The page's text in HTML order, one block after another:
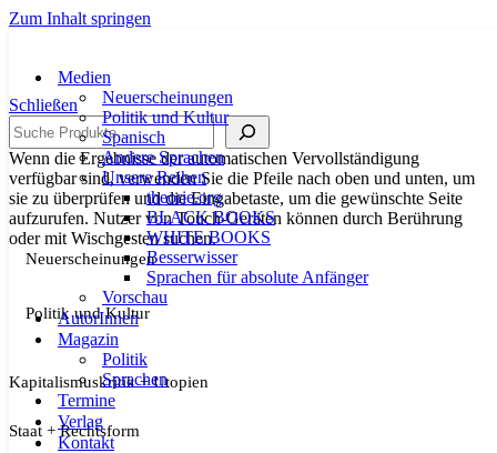
Zum Inhalt springen
Medien
Neuerscheinungen
Politik und Kultur
Spanisch
Andere Sprachen
Unsere Reihen
theorie.org
BLACK BOOKS
WHITE BOOKS
Besserwisser
Sprachen für absolute Anfänger
Vorschau
AutorInnen
Magazin
Politik
Sprachen
Termine
Verlag
Kontakt
Schließen
Suche
Wenn die Ergebnisse der automatischen Vervollständigung
verfügbar sind, verwenden Sie die Pfeile nach oben und unten, um
sie zu überprüfen und die Eingabetaste, um die gewünschte Seite
aufzurufen. Nutzer von Touch-Geräten können durch Berührung
oder mit Wischgesten suchen.
Neuerscheinungen
Politik und Kultur
Kapitalismuskritik + Utopien
Staat + Rechtsform